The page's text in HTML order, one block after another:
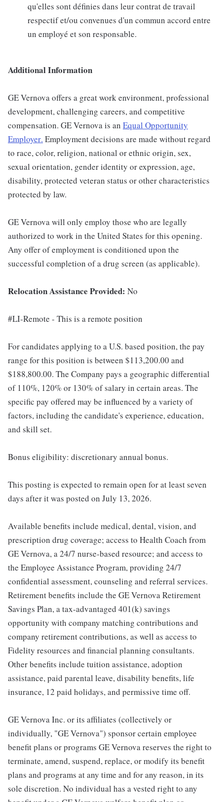
qu'elles sont définies dans leur contrat de travail
respectif et/ou convenues d'un commun accord entre
un employé et son responsable.
Additional Information
GE Vernova offers a great work environment, professional
development, challenging careers, and competitive
compensation. GE Vernova is an Equal Opportunity
Employer. Employment decisions are made without regard
to race, color, religion, national or ethnic origin, sex,
sexual orientation, gender identity or expression, age,
disability, protected veteran status or other characteristics
protected by law.
GE Vernova will only employ those who are legally
authorized to work in the United States for this opening.
Any offer of employment is conditioned upon the
successful completion of a drug screen (as applicable).
Relocation Assistance Provided: No
#LI-Remote - This is a remote position
For candidates applying to a U.S. based position, the pay
range for this position is between $113,200.00 and
$188,800.00. The Company pays a geographic differential
of 110%, 120% or 130% of salary in certain areas. The
specific pay offered may be influenced by a variety of
factors, including the candidate's experience, education,
and skill set.
Bonus eligibility: discretionary annual bonus.
This posting is expected to remain open for at least seven
days after it was posted on July 13, 2026.
Available benefits include medical, dental, vision, and
prescription drug coverage; access to Health Coach from
GE Vernova, a 24/7 nurse-based resource; and access to
the Employee Assistance Program, providing 24/7
confidential assessment, counseling and referral services.
Retirement benefits include the GE Vernova Retirement
Savings Plan, a tax-advantaged 401(k) savings
opportunity with company matching contributions and
company retirement contributions, as well as access to
Fidelity resources and financial planning consultants.
Other benefits include tuition assistance, adoption
assistance, paid parental leave, disability benefits, life
insurance, 12 paid holidays, and permissive time off.
GE Vernova Inc. or its affiliates (collectively or
individually, "GE Vernova") sponsor certain employee
benefit plans or programs GE Vernova reserves the right to
terminate, amend, suspend, replace, or modify its benefit
plans and programs at any time and for any reason, in its
sole discretion. No individual has a vested right to any